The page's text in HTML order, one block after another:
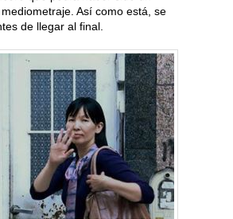
Así como está, se
de llegar al final.